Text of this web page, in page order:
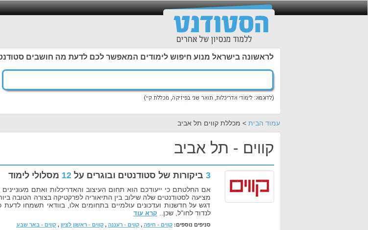
לראשונה בישראל מנוע חיפוש לימודים המאפשר לכם לדעת מה חושבים
עמוד הבית > מכללת קווים תל אביב
קווים - תל אביב
3 ביקורות של סטודנטים ובוגרים על12 מסלולי לימוד
אם החלטתם כי ייעודכם הוא תחום העיצוב והאדריכלות ואתם
מציעה לסטודנטים שלה שילוב בין התיאוריה לפרקטיקה בצורה הטובה
דגש על חדשנות ועדכונים עולמיים בתחומים אלו, בוודאי תשמחו לדעת
לנדוד לחו"ל, שכן.. קרא עוד
סניפים נוספים:קווים - חיפה ,קווים - רעננה ,קווים - ראשון לציון ,קווים - באר שבע